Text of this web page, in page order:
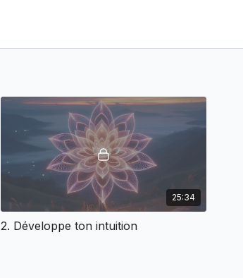
25:34
2. Développe ton intuition